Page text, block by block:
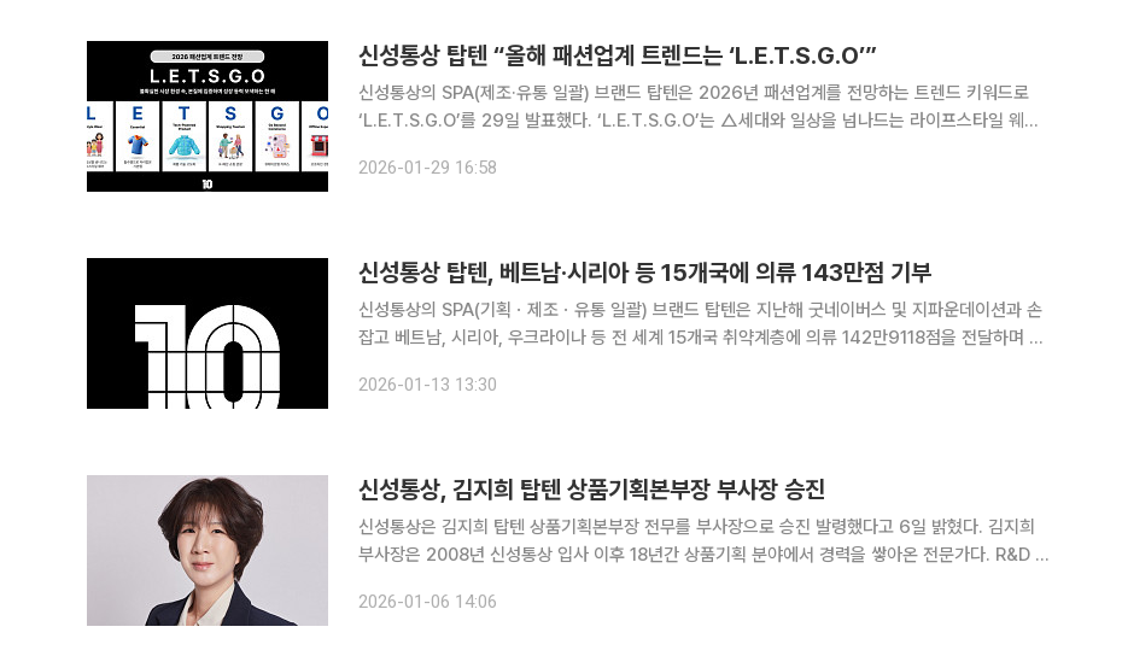
신성통상 탑텐 “올해 패션업계 트렌드는 ‘L.E.T.S.G.O’”
신성통상의 SPA(제조·유통 일괄) 브랜드 탑텐은 2026년 패션업계를 전망하는 트렌드 키워드로
‘L.E.T.S.G.O’를 29일 발표했다. ‘L.E.T.S.G.O’는 △세대와 일상을 넘나드는 라이프스타일 웨어
Powered Product) △K패션
2026-01-29 16:58
신성통상 탑텐, 베트남·시리아 등 15개국에 의류 143만점 기부
신성통상의 SPA(기획ㆍ제조ㆍ유통 일괄) 브랜드 탑텐은 지난해 굿네이버스 및 지파운데이션과 손
잡고 베트남, 시리아, 우크라이나 등 전 세계 15개국 취약계층에 의류 142만9118점을 전달하며 대
혜 지역 특성에 맞춰 체계적으로 배분했다. 소비자 가격 기
2026-01-13 13:30
신성통상, 김지희 탑텐 상품기획본부장 부사장 승진
신성통상은 김지희 탑텐 상품기획본부장 전무를 부사장으로 승진 발령했다고 6일 밝혔다. 김지희
부사장은 2008년 신성통상 입사 이후 18년간 상품기획 분야에서 경력을 쌓아온 전문가다. R&D 본
었다. 특히 소재 연구 기반의 제품 기획을 통해 주요 제품군의
2026-01-06 14:06